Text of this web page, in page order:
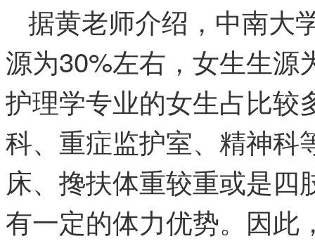
据黄老师介绍，中南大
源为30%左右，女生生源
护理学专业的女生占比较
科、重症监护室、精神科
床、搀扶体重较重或是
有一定的体力优势。因此